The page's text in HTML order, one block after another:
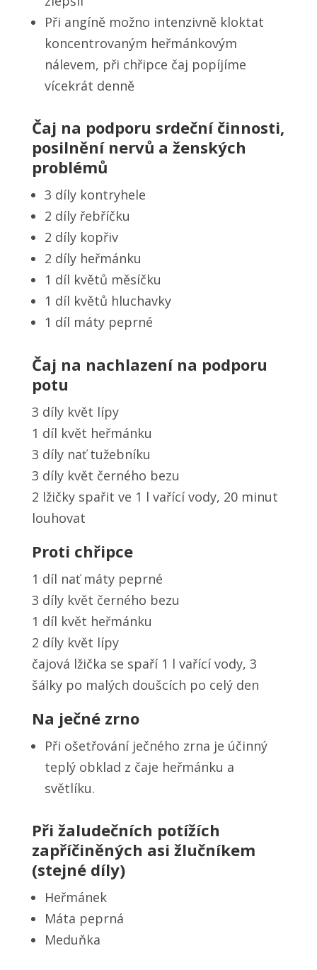
Při angíně možno intenzivně kloktat
koncentrovaným heřmánkovým
nálevem, při chřipce čaj popíjíme
vícekrát denně
Čaj na podporu srdeční činnosti,
posilnění nervů a ženských
problémů
3 díly kontryhele
2 díly řebříčku
2 díly kopřiv
2 díly heřmánku
1 díl květů měsíčku
1 díl květů hluchavky
1 díl máty peprné
Čaj na nachlazení na podporu
potu
3 díly květ lípy
1 díl květ heřmánku
3 díly nať tužebníku
3 díly květ černého bezu
2 lžičky spařit ve 1 l vařící vody, 20 minut
louhovat
Proti chřipce
1 díl nať máty peprné
3 díly květ černého bezu
1 díl květ heřmánku
2 díly květ lípy
čajová lžička se spaří 1 l vařící vody, 3
šálky po malých doušcích po celý den
Na ječné zrno
Při ošetřování ječného zrna je účinný
teplý obklad z čaje heřmánku a
světlíku.
Při žaludečních potížích
zapříčiněných asi žlučníkem
(stejné díly)
Heřmánek
Máta peprná
Meduňka